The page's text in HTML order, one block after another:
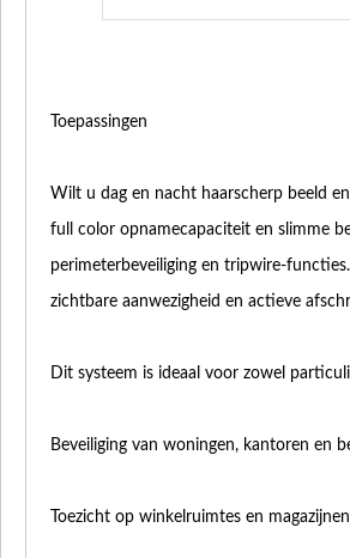
Toepassingen
Wilt u dag en nacht haarscherp beeld
full color opnamecapaciteit en slimme
perimeterbeveiliging en tripwire-
zichtbare aanwezigheid en actieve
Dit systeem is ideaal voor zowel
Beveiliging van woningen, kantoren en
Toezicht op winkelruimtes en magazijnen